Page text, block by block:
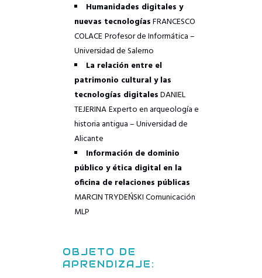
Humanidades digitales y
nuevas tecnologíasFRANCESCO
COLACEProfesor de Informática –
Universidad de Salerno
La relación entre el
patrimonio cultural y las
tecnologías digitalesDANIEL
TEJERINAExperto en arqueología e
historia antigua – Universidad de
Alicante
Información de dominio
público y ética digital en la
oficina de relaciones públicas
MARCIN TRYDEŃSKIComunicación
MLP
OBJETO DE
APRENDIZAJE: